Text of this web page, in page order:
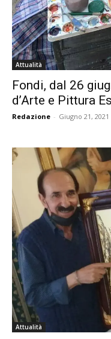
Attualità
Fondi, dal 26
d’Arte e Pittura
Redazione - Giugno 21, 2021
Attualità